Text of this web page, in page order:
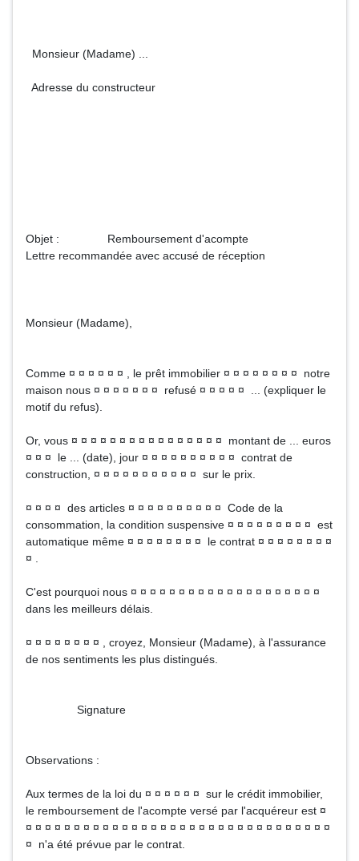
Monsieur (Madame) ...
Adresse du constructeur
Objet : Remboursement d'acompte
Lettre recommandée avec accusé de réception
Monsieur (Madame),
Comme ¤ ¤ ¤ ¤ ¤ ¤ , le prêt immobilier ¤ ¤ ¤ ¤ ¤ ¤ ¤ ¤ notre
maison nous ¤ ¤ ¤ ¤ ¤ ¤ ¤ refusé ¤ ¤ ¤ ¤ ¤ ... (expliquer le
motif du refus).
Or, vous ¤ ¤ ¤ ¤ ¤ ¤ ¤ ¤ ¤ ¤ ¤ ¤ ¤ ¤ ¤ ¤ montant de ... euros
¤ ¤ ¤ le ... (date), jour ¤ ¤ ¤ ¤ ¤ ¤ ¤ ¤ ¤ ¤ contrat de
construction, ¤ ¤ ¤ ¤ ¤ ¤ ¤ ¤ ¤ ¤ ¤ sur le prix.
¤ ¤ ¤ ¤ des articles ¤ ¤ ¤ ¤ ¤ ¤ ¤ ¤ ¤ ¤ Code de la
consommation, la condition suspensive ¤ ¤ ¤ ¤ ¤ ¤ ¤ ¤ ¤ est
automatique même ¤ ¤ ¤ ¤ ¤ ¤ ¤ ¤ le contrat ¤ ¤ ¤ ¤ ¤ ¤ ¤ ¤
¤ .
C'est pourquoi nous ¤ ¤ ¤ ¤ ¤ ¤ ¤ ¤ ¤ ¤ ¤ ¤ ¤ ¤ ¤ ¤ ¤ ¤ ¤ ¤
dans les meilleurs délais.
¤ ¤ ¤ ¤ ¤ ¤ ¤ ¤ , croyez, Monsieur (Madame), à l'assurance
de nos sentiments les plus distingués.
Signature
Observations :
Aux termes de la loi du ¤ ¤ ¤ ¤ ¤ ¤ sur le crédit immobilier,
le remboursement de l'acompte versé par l'acquéreur est ¤
¤ ¤ ¤ ¤ ¤ ¤ ¤ ¤ ¤ ¤ ¤ ¤ ¤ ¤ ¤ ¤ ¤ ¤ ¤ ¤ ¤ ¤ ¤ ¤ ¤ ¤ ¤ ¤ ¤ ¤ ¤ ¤
¤ n'a été prévue par le contrat.